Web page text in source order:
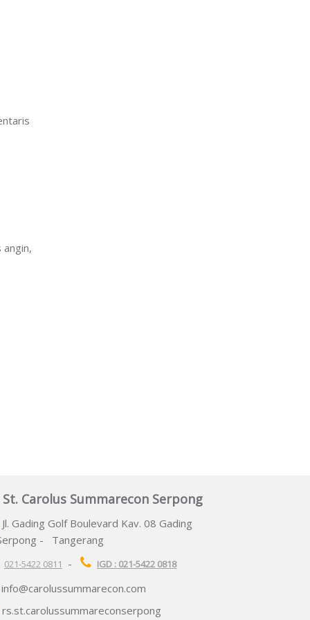
St. Carolus Summarecon Serpong
Gading Golf Boulevard Kav. 08 Gading
- Tangerang
021-5422 0811 - IGD : 021-5422 0818
info@carolussummarecon.com
rs.st.carolussummareconserpong